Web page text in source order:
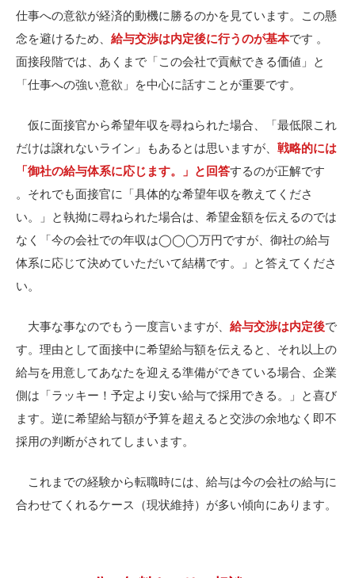
仕事への意欲が経済的動機に勝るのかを見ています。この懸
念を避けるため、 給与交渉は内定後に行うのが基本です 。
面接段階では、あくまで「この会社で貢献できる価値」と
「仕事への強い意欲」を中心に話すことが重要です。
仮に面接官から希望年収を尋ねられた場合、「最低限これ
だけは譲れないライン」もあるとは思いますが、 戦略的には
「御社の給与体系に応じます。」と回答するのが正解です
。 それでも面接官に「具体的な希望年収を教えてくださ
い。」と執拗に尋ねられた場合は、希望金額を伝えるのでは
なく「今の会社での年収は◯◯◯万円ですが、御社の給与
体系に応じて決めていただいて結構です。」と答えてくださ
い。
大事な事なのでもう一度言いますが、 給与交渉は内定後で
す。理由として面接中に希望給与額を伝えると、それ以上の
給与を用意してあなたを迎える準備ができている場合、企業
側は「ラッキー！予定より安い給与で採用できる。」と喜び
ます。逆に希望給与額が予算を超えると交渉の余地なく即不
採用の判断がされてしまいます。
これまでの経験から転職時には、給与は今の会社の給与に
合わせてくれるケース（現状維持）が多い傾向にあります。